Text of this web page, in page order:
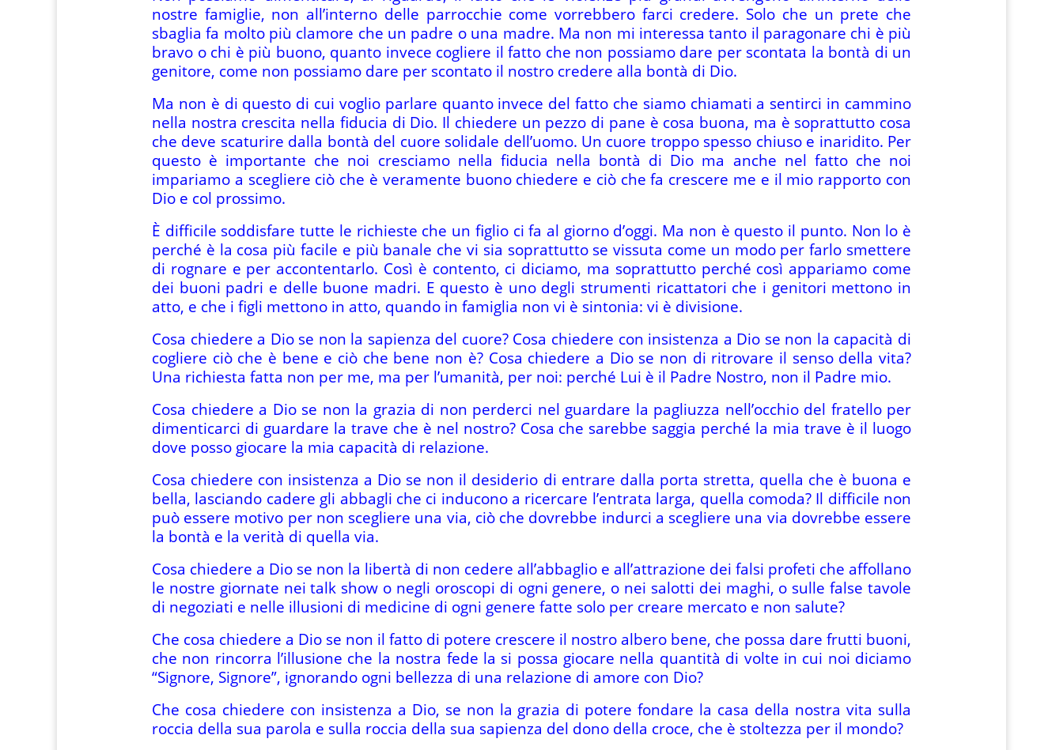
nostre famiglie, non all’interno delle parrocchie come vorrebbero farci credere. Solo che un prete che
sbaglia fa molto più clamore che un padre o una madre. Ma non mi interessa tanto il paragonare chi è più
bravo o chi è più buono, quanto invece cogliere il fatto che non possiamo dare per scontata la bontà di un
genitore, come non possiamo dare per scontato il nostro credere alla bontà di Dio.
Ma non è di questo di cui voglio parlare quanto invece del fatto che siamo chiamati a sentirci in cammino
nella nostra crescita nella fiducia di Dio. Il chiedere un pezzo di pane è cosa buona, ma è soprattutto cosa
che deve scaturire dalla bontà del cuore solidale dell’uomo. Un cuore troppo spesso chiuso e inaridito. Per
questo è importante che noi cresciamo nella fiducia nella bontà di Dio ma anche nel fatto che noi
impariamo a scegliere ciò che è veramente buono chiedere e ciò che fa crescere me e il mio rapporto con
Dio e col prossimo.
È difficile soddisfare tutte le richieste che un figlio ci fa al giorno d’oggi. Ma non è questo il punto. Non lo è
perché è la cosa più facile e più banale che vi sia soprattutto se vissuta come un modo per farlo smettere
di rognare e per accontentarlo. Così è contento, ci diciamo, ma soprattutto perché così appariamo come
dei buoni padri e delle buone madri. E questo è uno degli strumenti ricattatori che i genitori mettono in
atto, e che i figli mettono in atto, quando in famiglia non vi è sintonia: vi è divisione.
Cosa chiedere a Dio se non la sapienza del cuore? Cosa chiedere con insistenza a Dio se non la capacità di
cogliere ciò che è bene e ciò che bene non è? Cosa chiedere a Dio se non di ritrovare il senso della vita?
Una richiesta fatta non per me, ma per l’umanità, per noi: perché Lui è il Padre Nostro, non il Padre mio.
Cosa chiedere a Dio se non la grazia di non perderci nel guardare la pagliuzza nell’occhio del fratello per
dimenticarci di guardare la trave che è nel nostro? Cosa che sarebbe saggia perché la mia trave è il luogo
dove posso giocare la mia capacità di relazione.
Cosa chiedere con insistenza a Dio se non il desiderio di entrare dalla porta stretta, quella che è buona e
bella, lasciando cadere gli abbagli che ci inducono a ricercare l’entrata larga, quella comoda? Il difficile non
può essere motivo per non scegliere una via, ciò che dovrebbe indurci a scegliere una via dovrebbe essere
la bontà e la verità di quella via.
Cosa chiedere a Dio se non la libertà di non cedere all’abbaglio e all’attrazione dei falsi profeti che affollano
le nostre giornate nei talk show o negli oroscopi di ogni genere, o nei salotti dei maghi, o sulle false tavole
di negoziati e nelle illusioni di medicine di ogni genere fatte solo per creare mercato e non salute?
Che cosa chiedere a Dio se non il fatto di potere crescere il nostro albero bene, che possa dare frutti buoni,
che non rincorra l’illusione che la nostra fede la si possa giocare nella quantità di volte in cui noi diciamo
“Signore, Signore”, ignorando ogni bellezza di una relazione di amore con Dio?
Che cosa chiedere con insistenza a Dio, se non la grazia di potere fondare la casa della nostra vita sulla
roccia della sua parola e sulla roccia della sua sapienza del dono della croce, che è stoltezza per il mondo?